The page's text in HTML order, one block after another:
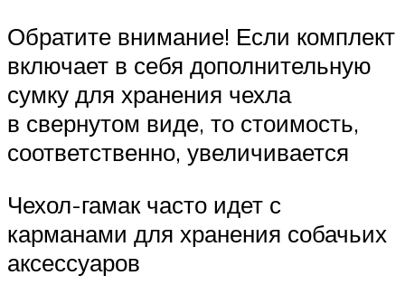
Обратите внимание! Если комплект
включает в себя дополнительную
сумку для хранения чехла
в свернутом виде, то стоимость,
соответственно, увеличивается
Чехол-гамак часто идет с
карманами для хранения собачьих
аксессуаров